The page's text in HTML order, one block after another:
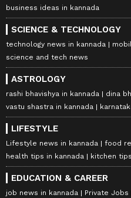
business ideas in kannada
SCIENCE & TECHNOLOGY
technology news in kannada
science and tech news
ASTROLOGY
rashi bhavishya in kannada dina
vastu shastra in kannada
LIFESTYLE
Lifestyle news in kannada
food
health tips in kannada
kitchen
EDUCATION & CAREER
job news in kannada Private Jobs